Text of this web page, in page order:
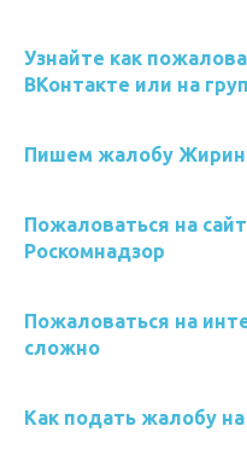
Узнайте как
ВКонтакте или на
Пишем жалобу
Пожаловаться на
Роскомнадзор
Пожаловаться на
сложно
Как подать жалобу